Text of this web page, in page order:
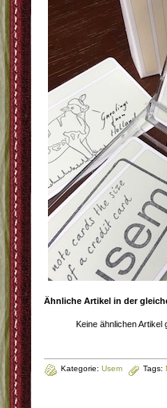
Ähnliche Artikel in der
Keine ähnlichen Artikel
Kategorie: Usem Tags: